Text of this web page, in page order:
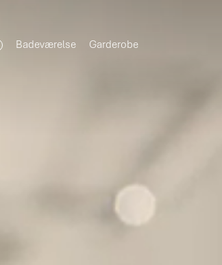
Badeværelse Garderobe